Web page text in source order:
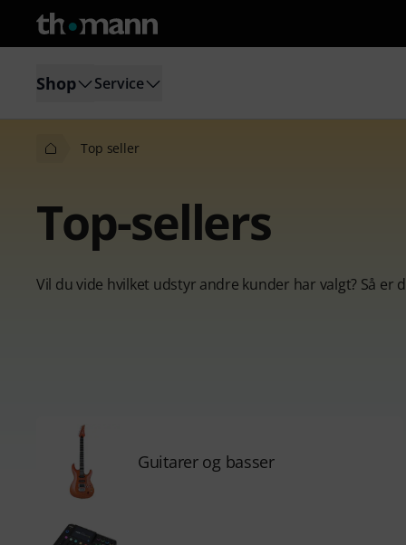
Shop Service
Top seller
Top-sellers
Vil du vide hvilket udstyr andre kunder har valgt? Så
Guitarer og basser